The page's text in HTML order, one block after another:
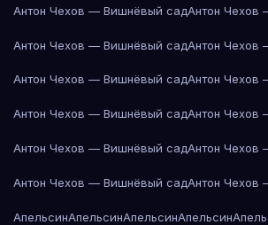
Антон Чехов — Вишнёвый садАнтон Чехов
Антон Чехов — Вишнёвый садАнтон Чехов
Антон Чехов — Вишнёвый садАнтон Чехов
Антон Чехов — Вишнёвый садАнтон Чехов
Антон Чехов — Вишнёвый садАнтон Чехов
Антон Чехов — Вишнёвый садАнтон Чехов
АпельсинАпельсинАпельсинАпельсин